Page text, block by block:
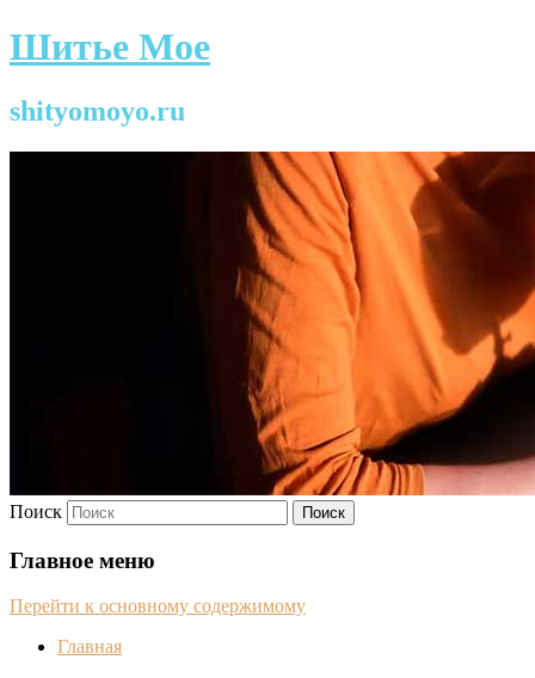
Шитье Мое
shityomoyo.ru
Поиск
Главное меню
Перейти к основному содержимому
Главная